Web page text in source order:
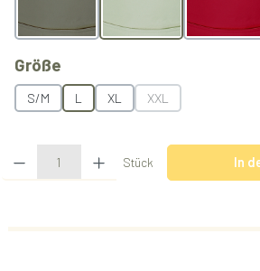
Olive Pistachio
Größe
S/M L XL XXL
(Diese Option ist
Produkt Anzahl: Gib den gewünschten Wert ein
Stück In